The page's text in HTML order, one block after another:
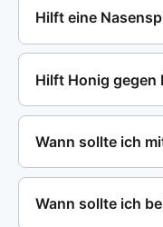
Hilft eine
Hilft Honig gegen
Wann sollte ich
Wann sollte ich